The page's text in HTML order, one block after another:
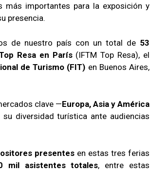
importantes para la exposición y
presencia.
de nuestro país con un total de 53
Resa en París (IFTM Top Resa), el
de Turismo (FIT) en Buenos Aires,
clave —Europa, Asia y América
diversidad turística ante audiencias
presentes en estas tres ferias
mil asistentes totales, entre estas